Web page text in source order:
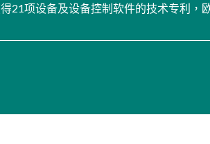
21项设备及设备控制软件的技术专利，